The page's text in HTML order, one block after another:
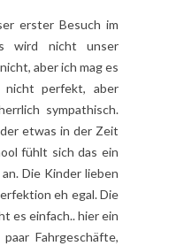
erster Besuch im
wird nicht unser
aber ich mag es
perfekt, aber
sympathisch.
etwas in der Zeit
fühlt sich das ein
Die Kinder lieben
eh egal. Die
es einfach.. hier ein
Fahrgeschäfte,